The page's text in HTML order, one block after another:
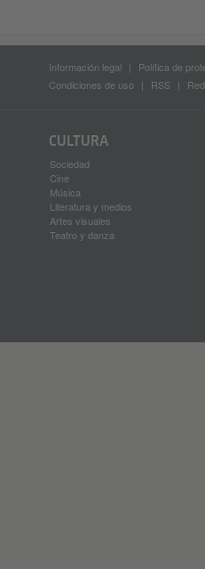
Información legal
Política de
Condiciones de uso
RSS
CULTURA
Sociedad
Cine
Música
Literatura y medios
Artes visuales
Teatro y danza